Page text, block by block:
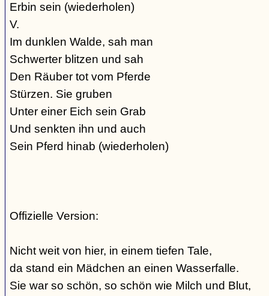
Erbin sein (wiederholen)
V.
Im dunklen Walde, sah man
Schwerter blitzen und sah
Den Räuber tot vom Pferde
Stürzen. Sie gruben
Unter einer Eich sein Grab
Und senkten ihn und auch
Sein Pferd hinab (wiederholen)
Offizielle Version:
Nicht weit von hier, in einem tiefen Tale,
da stand ein Mädchen an einen Wasserfalle.
Sie war so schön, so schön wie Milch und Blut,